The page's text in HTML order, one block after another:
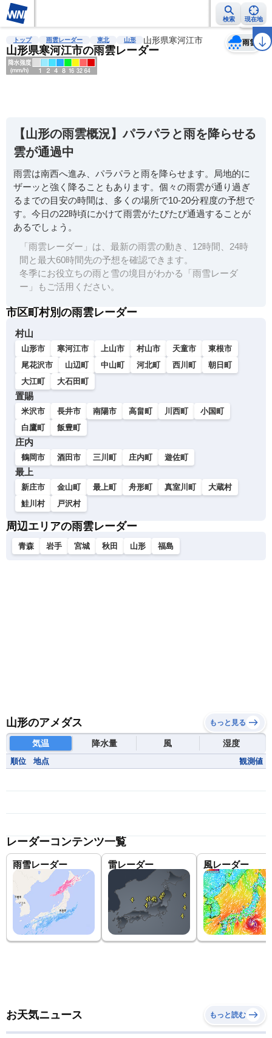
検索 現在地
雨雲レーダー 台風情報 地震情報 警報・注意報 2週間天気 ラ
トップ 雨雲レーダー 東北 山形 山形県寒河江市
山形県寒河江市の雨雲レーダー
雨雲
天気 台風
【山形の雨雲概況】パラパラと雨を降らせる
雲が通過中
雨雲は南西へ進み、パラパラと雨を降らせます。局地的に
ザーッと強く降ることもあります。個々の雨雲が通り過ぎ
るまでの目安の時間は、多くの場所で10-20分程度の予想で
す。今日の22時頃にかけて雨雲がたびたび通過することが
あるでしょう。
「雨雲レーダー」は、最新の雨雲の動き、12時間、24時
間と最大60時間先の予想を確認できます。
冬季にお役立ちの雨と雪の境目がわかる「雨雪レーダ
ー」もご活用ください。
市区町村別の雨雲レーダー
村山
山形市 寒河江市 上山市 村山市 天童市
東根市
尾花沢市
山辺町 中山町 河北町 西川町
朝日町
大江町
大石田町
置賜
米沢市 長井市 南陽市 高畠町 川西町
小国町
白鷹町
飯豊町
庄内
鶴岡市 酒田市 三川町 庄内町 遊佐町
最上
新庄市 金山町 最上町 舟形町 真室川町
大蔵村
鮭川村
戸沢村
周辺エリアの雨雲レーダー
青森 岩手 宮城 秋田 山形 福島
山形のアメダス もっと見る
気温 降水量 風 湿度
順位 地点 観測値
レーダーコンテンツ一覧
雨雪レーダー 雷レーダー 風レーダー
お天気ニュース もっと読む